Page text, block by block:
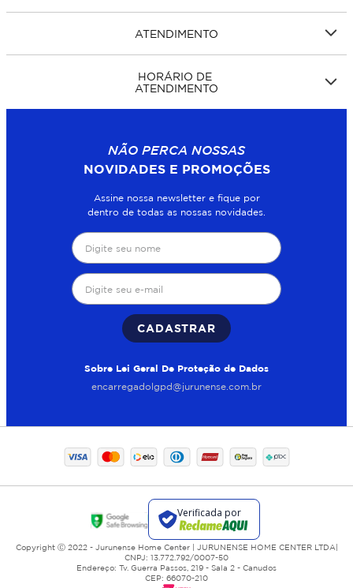
ATENDIMENTO
HORÁRIO DE
ATENDIMENTO
NÃO PERCA NOSSAS
NOVIDADES E PROMOÇÕES
Assine nossa newsletter e fique por
dentro de todas as nossas novidades.
CADASTRAR
Sobre Lei Geral De Proteção de Dados
encarregadolgpd@jurunense.com.br
Copyright Ⓒ 2022 - Jurunense Home Center | JURUNENSE HOME CENTER LTDA|
CNPJ: 13.772.792/0007-50
Endereço: Tv. Guerra Passos, 219 - Sala 2 - Canudos
CEP: 66070-210